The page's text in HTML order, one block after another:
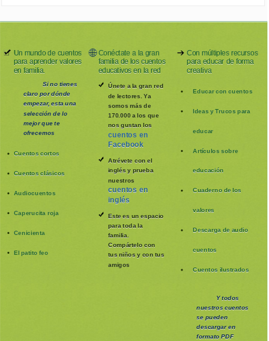
Un mundo de cuentos
para aprender valores
en familia.
Si no tienes
claro por dónde
empezar, esta una
selección de lo
mejor que te
ofrecemos
Cuentos cortos
Cuentos clásicos
Audiocuentos
Caperucita roja
Cenicienta
El patito feo
Conéctate a la gran
familia de los cuentos
educativos en la red
Únete a la gran red
de lectores. Ya
somos más de
170.000 a los que
nos gustan los
cuentos en
Facebook
Atrévete con el
inglés y prueba
nuestros
cuentos en
inglés
Este es un espacio
para toda la
familia
Compártelo con
tus niños y con tus
amigos
Con múltiples recursos
para educar de forma
creativa
Educar con cuentos
Ideas y Trucos para
educar
Artículos sobre
educación
Cuaderno de los
valores
Descarga de audio
cuentos
Cuentos ilustrados
Y todos
nuestros cuentos
se pueden
descargar en
formato PDF